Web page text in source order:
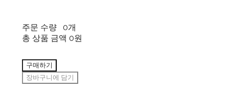
주문 수량
0개
총 상품 금액 0원
구매하기
장바구니에 담기